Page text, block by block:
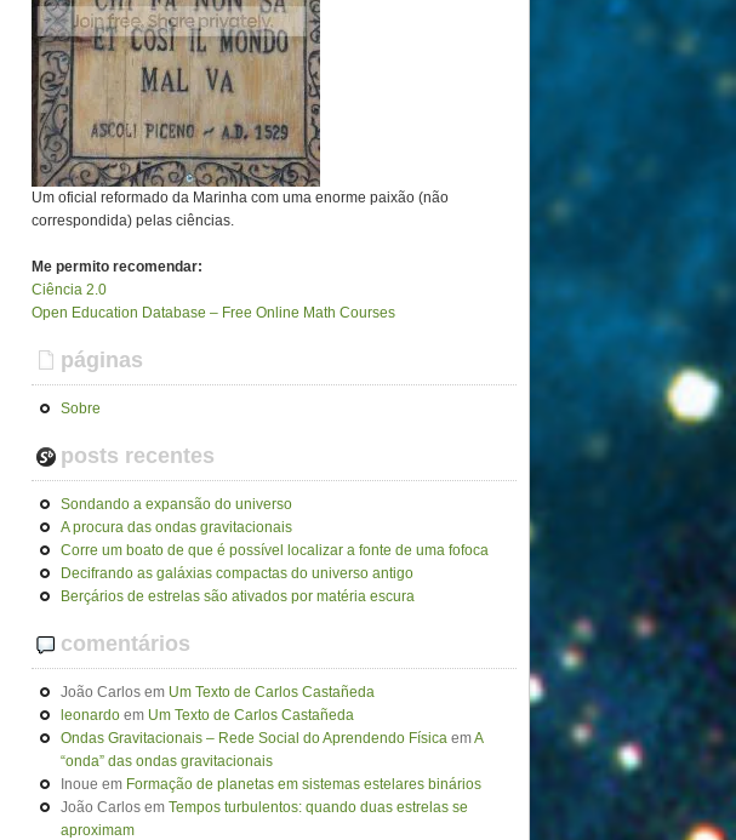
Um oficial reformado da Marinha com uma enorme paixão (não
correspondida) pelas ciências.
Me permito recomendar:
Ciência 2.0
Open Education Database – Free Online Math Courses
páginas
Sobre
posts recentes
Sondando a expansão do universo
A procura das ondas gravitacionais
Corre um boato de que é possível localizar a fonte de uma fofoca
Decifrando as galáxias compactas do universo antigo
Berçários de estrelas são ativados por matéria escura
comentários
João Carlos em Um Texto de Carlos Castañeda
leonardo em Um Texto de Carlos Castañeda
Ondas Gravitacionais – Rede Social do Aprendendo Física emA
“onda” das ondas gravitacionais
Inoue em Formação de planetas em sistemas estelares binários
João Carlos em Tempos turbulentos: quando duas estrelas se
aproximam